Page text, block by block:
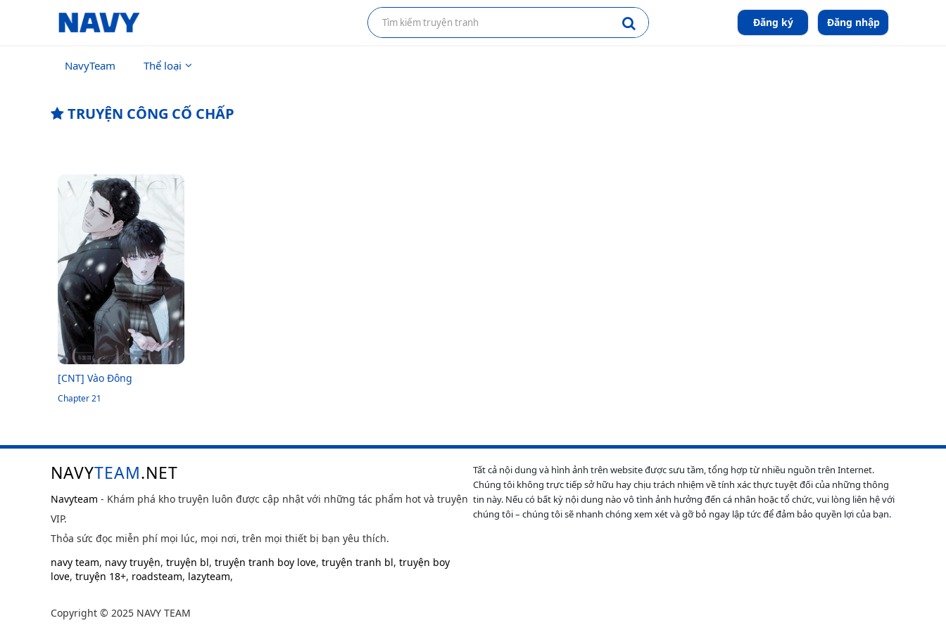
Đăng ký Đăng nhập
NavyTeam Thể loại
TRUYỆN CÔNG CỐ CHẤP
[CNT] Vào Đông
Chapter 21
NAVYTEAM.NET
Navyteam - Khám phá kho truyện luôn được cập nhật với những tác phẩm hot và truyện
VIP.
Thỏa sức đọc miễn phí mọi lúc, mọi nơi, trên mọi thiết bị bạn yêu thích.
navy team, navy truyện, truyện bl, truyện tranh boy love, truyện tranh bl, truyện boy
love, truyện 18+, roadsteam, lazyteam,
Copyright © 2025 NAVY TEAM
Tất cả nội dung và hình ảnh trên website được sưu tầm, tổng hợp từ nhiều nguồn trên Internet.
Chúng tôi không trực tiếp sở hữu hay chịu trách nhiệm về tính xác thực tuyệt đối của những thông
tin này. Nếu có bất kỳ nội dung nào vô tình ảnh hưởng đến cá nhân hoặc tổ chức, vui lòng liên hệ với
chúng tôi – chúng tôi sẽ nhanh chóng xem xét và gỡ bỏ ngay lập tức để đảm bảo quyền lợi của bạn.